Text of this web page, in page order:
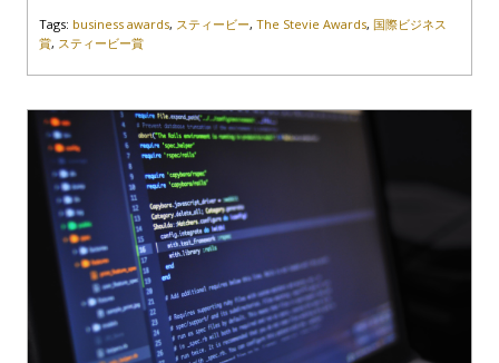
Tags: business awards, スティービー, The Stevie Awards, 国際ビジネス
賞, スティービー賞